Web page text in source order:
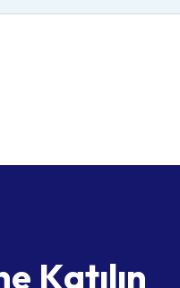
e Katılın